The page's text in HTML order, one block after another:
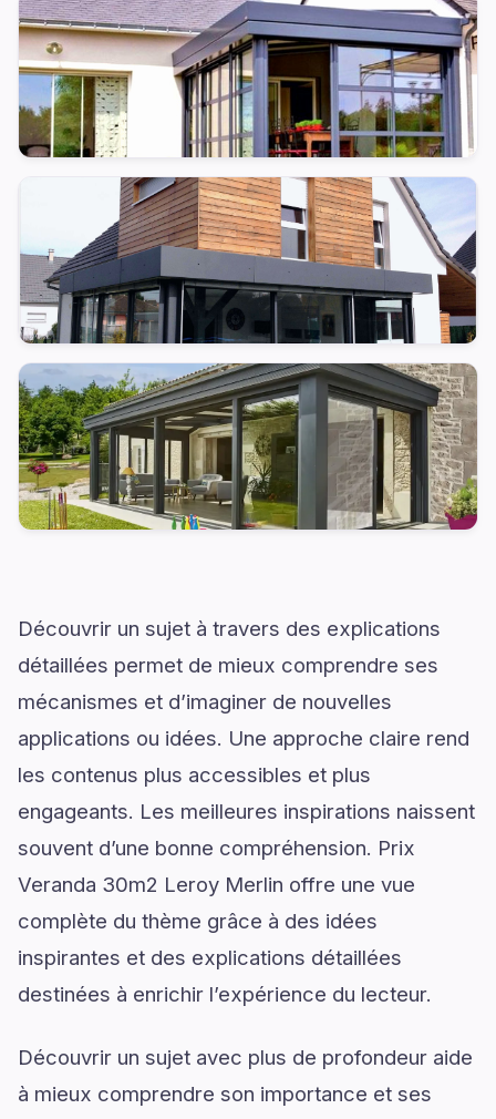
Découvrir un sujet à travers des explications
détaillées permet de mieux comprendre ses
mécanismes et d’imaginer de nouvelles
applications ou idées. Une approche claire rend
les contenus plus accessibles et plus
engageants. Les meilleures inspirations naissent
souvent d’une bonne compréhension. Prix
Veranda 30m2 Leroy Merlin offre une vue
complète du thème grâce à des idées
inspirantes et des explications détaillées
destinées à enrichir l’expérience du lecteur.
Découvrir un sujet avec plus de profondeur aide
à mieux comprendre son importance et ses